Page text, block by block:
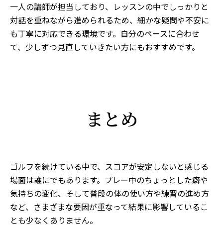
一人の講師が担当しており、レッスンの中でしっかりと
対話を重ねながら進められるため、細かな疑問や不安に
も丁寧に対応できる環境です。自分のペースに合わせ
て、少しずつ見直していきたい方にもおすすめです。
まとめ
ゴルフを続けている中で、スコアが安定しないと感じる
場面は誰にでもあります。プレー中のちょっとした癖や
気持ちの変化、そして普段の体の使い方や練習の進め方
など、さまざまな要因が重なって結果に影響しているこ
とも少なくありません。